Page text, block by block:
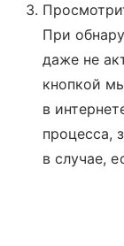
При
даже не
кнопкой
в
процесса,
в случае,